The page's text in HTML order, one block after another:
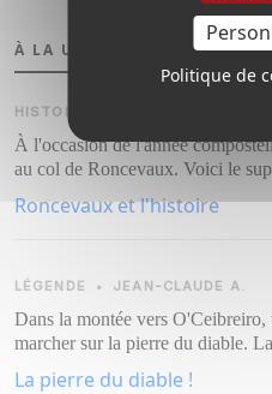
Politique de
À LA UNE
HISTOIRE
À l'occasion de l'année
au col de Roncevaux. Voici le
Roncevaux et l'histoire
LÉGENDE • JEAN-CLAUDE A.
Dans la montée vers
marcher sur la pierre du diable.
La pierre du diable !